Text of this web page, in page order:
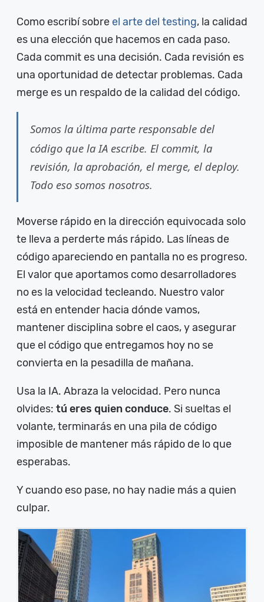
Como escribí sobre el arte del testing, la calidad
es una elección que hacemos en cada paso.
Cada commit es una decisión. Cada revisión es
una oportunidad de detectar problemas. Cada
merge es un respaldo de la calidad del código.
Somos la última parte responsable del
código que la IA escribe. El commit, la
revisión, la aprobación, el merge, el deploy.
Todo eso somos nosotros.
Moverse rápido en la dirección equivocada solo
te lleva a perderte más rápido. Las líneas de
código apareciendo en pantalla no es progreso.
El valor que aportamos como desarrolladores
no es la velocidad tecleando. Nuestro valor
está en entender hacia dónde vamos,
mantener disciplina sobre el caos, y asegurar
que el código que entregamos hoy no se
convierta en la pesadilla de mañana.
Usa la IA. Abraza la velocidad. Pero nunca
olvides: tú eres quien conduce. Si sueltas el
volante, terminarás en una pila de código
imposible de mantener más rápido de lo que
esperabas.
Y cuando eso pase, no hay nadie más a quien
culpar.